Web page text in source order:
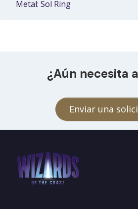
Metal: Sol Ring
¿Aún necesita
Enviar una